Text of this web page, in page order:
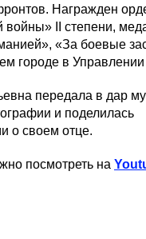
Награжден
войны» II степени,
«За боевые
городе в
передала в дар
и поделилась
о своем отце.
посмотреть на